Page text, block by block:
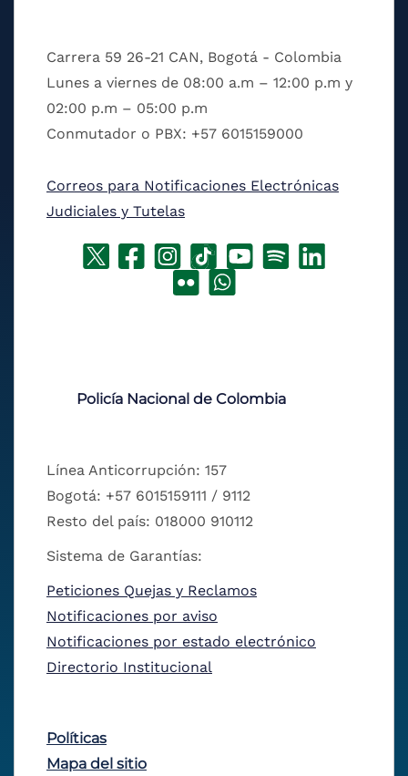
Carrera 59 26-21 CAN, Bogotá - Colombia
Lunes a viernes de 08:00 a.m – 12:00 p.m y
02:00 p.m – 05:00 p.m
Conmutador o PBX: +57 6015159000
Correos para Notificaciones Electrónicas
Judiciales y Tutelas
Policía Nacional de Colombia
Línea Anticorrupción: 157
Bogotá: +57 6015159111 / 9112
Resto del país: 018000 910112
Sistema de Garantías:
Peticiones Quejas y Reclamos
Notificaciones por aviso
Notificaciones por estado electrónico
Directorio Institucional
Políticas
Mapa del sitio